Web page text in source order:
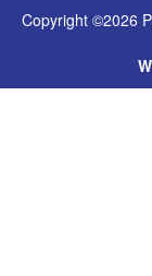
Copyright ©2026